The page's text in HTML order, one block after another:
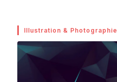
Illustration & Photographie